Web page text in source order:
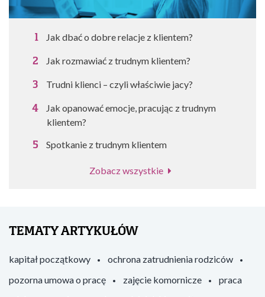
Jak dbać o dobre relacje z klientem?
Jak rozmawiać z trudnym klientem?
Trudni klienci – czyli właściwie jacy?
Jak opanować emocje, pracując z trudnym
klientem?
Spotkanie z trudnym klientem
Zobacz wszystkie
TEMATY ARTYKUŁÓW
kapitał początkowy
ochrona zatrudnienia rodziców
pozorna umowa o pracę
zajęcie komornicze
praca